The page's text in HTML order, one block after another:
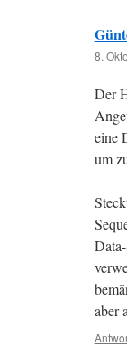
8.
Der
eine
um
aber